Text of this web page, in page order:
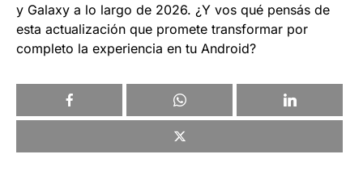
y Galaxy a lo largo de 2026. ¿Y vos qué pensás de
esta actualización que promete transformar por
completo la experiencia en tu Android?